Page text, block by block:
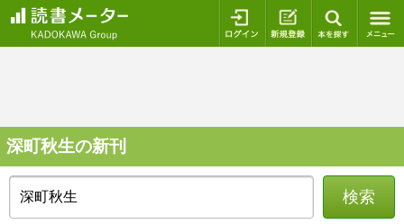
ログイン 新規登録
深町秋生の新刊
検索